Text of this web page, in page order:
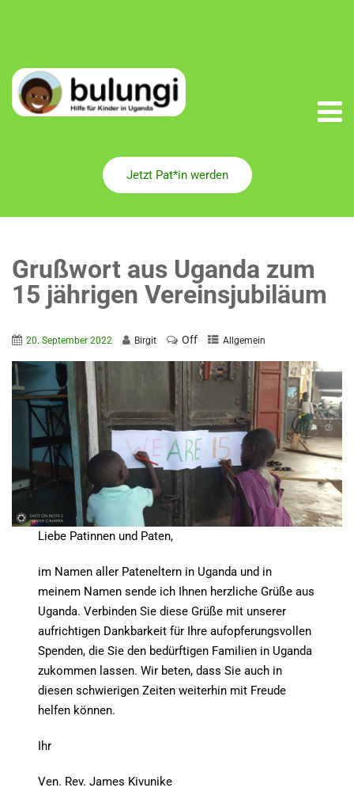
Jetzt Pat*in werden
Grußwort aus Uganda zum
15 jährigen Vereinsjubiläum
20. September 2022 Birgit Off Allgemein
Liebe Patinnen und Paten,
im Namen aller Pateneltern in Uganda und in
meinem Namen sende ich Ihnen herzliche Grüße aus
Uganda. Verbinden Sie diese Grüße mit unserer
aufrichtigen Dankbarkeit für Ihre aufopferungsvollen
Spenden, die Sie den bedürftigen Familien in Uganda
zukommen lassen. Wir beten, dass Sie auch in
diesen schwierigen Zeiten weiterhin mit Freude
helfen können.
Ihr
Ven. Rev. James Kivunike